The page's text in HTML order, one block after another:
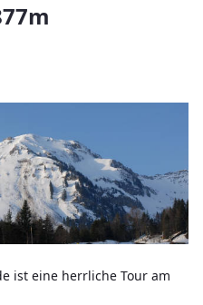
ist eine herrliche Tour am